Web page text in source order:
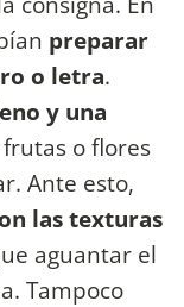
preparar
o letra.
y una
o flores
Ante esto,
las texturas
aguantar el
Tampoco